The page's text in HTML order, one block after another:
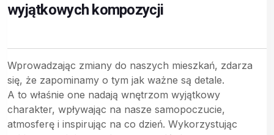
wyjątkowych kompozycji
Wprowadzając zmiany do naszych mieszkań, zdarza
się, że zapominamy o tym jak ważne są detale.
A to właśnie one nadają wnętrzom wyjątkowy
charakter, wpływając na nasze samopoczucie,
atmosferę i inspirując na co dzień. Wykorzystując